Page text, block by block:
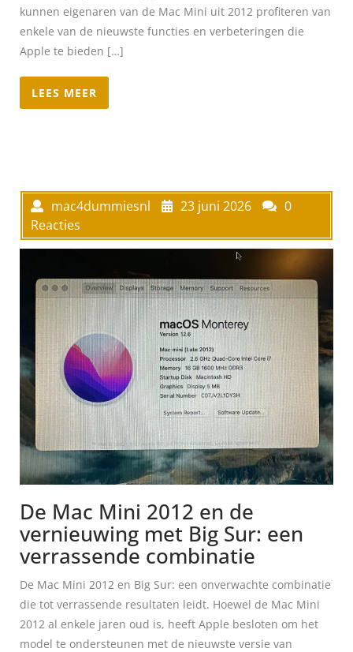
kunnen eigenaren van de Mac Mini uit 2012 profiteren van
enkele van de nieuwste functies en verbeteringen die
Apple te bieden […]
LEES MEER
mac4dummiesnl 23 juni 2026
0
Reacties
De Mac Mini 2012 en de
vernieuwing met Big Sur: een
verrassende combinatie
De Mac Mini 2012 en Big Sur: een onverwachte combinatie
die tot verrassende resultaten leidt. Hoewel de Mac Mini
2012 al enkele jaren oud is, heeft Apple besloten om het
model te ondersteunen met de nieuwste versie van